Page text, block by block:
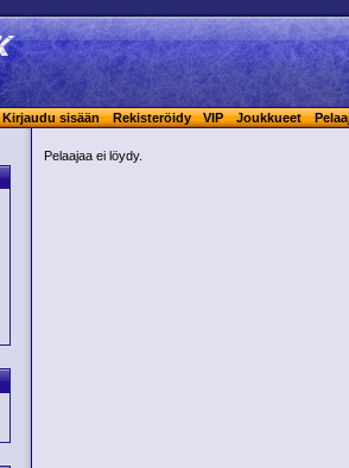
Kirjaudu sisään Rekisteröidy VIP Joukkueet
Pelaajaa ei löydy.